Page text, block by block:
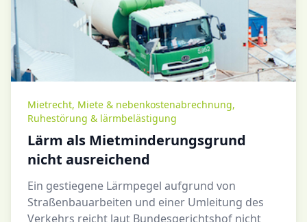
Mietrecht, Miete & nebenkostenabrechnung,
Ruhestörung & lärmbelästigung
Lärm als Mietminderungsgrund
nicht ausreichend
Ein gestiegene Lärmpegel aufgrund von
Straßenbauarbeiten und einer Umleitung des
Verkehrs reicht laut Bundesgerichtshof nicht